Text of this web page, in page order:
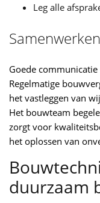
Leg alle
Goede
Regelmatige
het vastleggen van
Het bouwteam
zorgt voor
het oplossen van
duurzaam